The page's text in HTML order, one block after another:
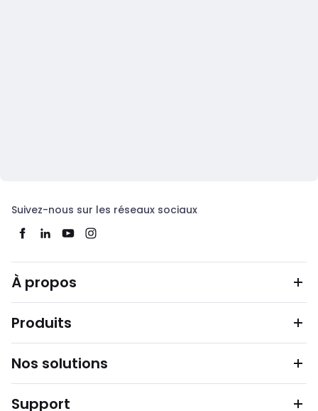
Suivez-nous sur les réseaux sociaux
À propos
Produits
Nos solutions
Support